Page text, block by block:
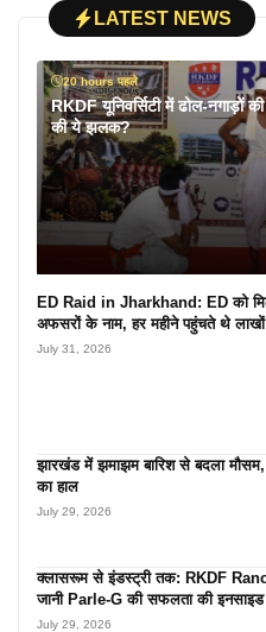
LATEST NEWS
20 hours पहले
RKDF यूनिवर्सिटी में ढोल-नगाड़ों
की ये झलक?
ED Raid in Jharkhand: ED को
अफसरों के नाम, हर महीने पहुंचते थे
July 31, 2026
झारखंड में झमाझम बारिश से बदला
का हाल
July 29, 2026
क्लासरूम से इंडस्ट्री तक: RKDF
जानी Parle-G की सफलता की इनसाइड
July 29, 2026